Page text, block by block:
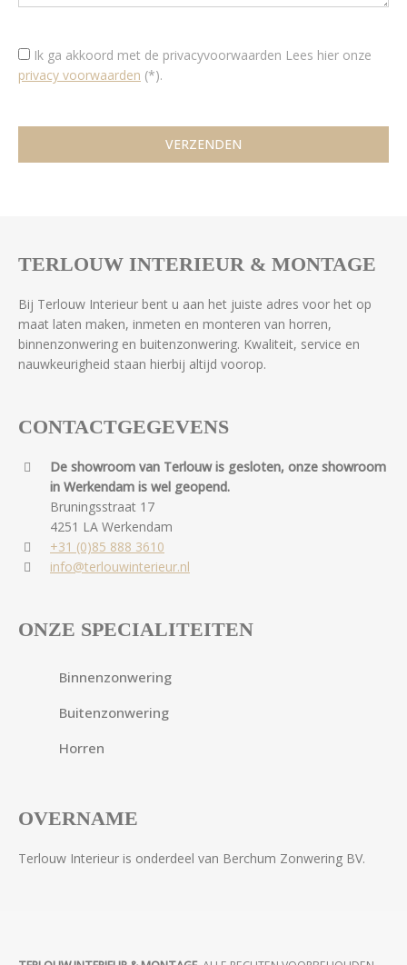
Ik ga akkoord met de privacyvoorwaarden Lees hier onze
privacy voorwaarden (*).
TERLOUW INTERIEUR & MONTAGE
Bij Terlouw Interieur bent u aan het juiste adres voor het op
maat laten maken, inmeten en monteren van horren,
binnenzonwering en buitenzonwering. Kwaliteit, service en
nauwkeurigheid staan hierbij altijd voorop.
CONTACTGEGEVENS
De showroom van Terlouw is gesloten, onze showroom
in Werkendam is wel geopend.
Bruningsstraat 17
4251 LA Werkendam
+31 (0)85 888 3610
info@terlouwinterieur.nl
ONZE SPECIALITEITEN
Binnenzonwering
Buitenzonwering
Horren
OVERNAME
Terlouw Interieur is onderdeel van Berchum Zonwering BV.